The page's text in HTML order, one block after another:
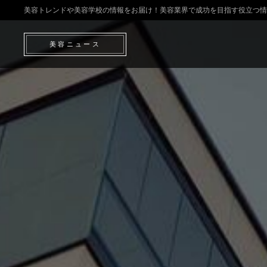
美容トレンドや美容学校の情報をお届け！美容業界で成功を目指す役立つ
美容ニュース